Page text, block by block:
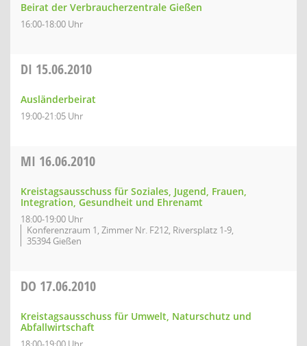
Beirat der Verbraucherzentrale Gießen
16:00-18:00 Uhr
DI 15.06.2010
Ausländerbeirat
19:00-21:05 Uhr
MI 16.06.2010
Kreistagsausschuss für Soziales, Jugend, Frauen,
Integration, Gesundheit und Ehrenamt
18:00-19:00 Uhr
Konferenzraum 1, Zimmer Nr. F212, Riversplatz 1-9,
35394 Gießen
DO 17.06.2010
Kreistagsausschuss für Umwelt, Naturschutz und
Abfallwirtschaft